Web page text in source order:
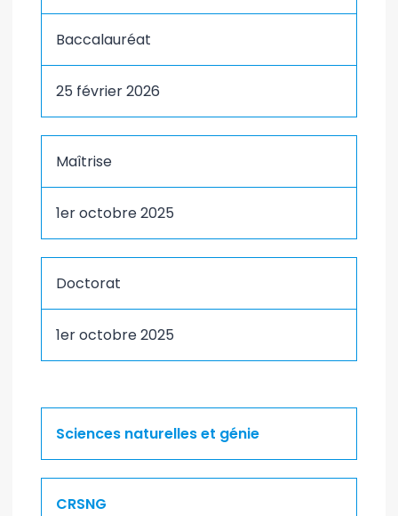
Baccalauréat
25 février 2026
Maîtrise
1er octobre 2025
Doctorat
1er octobre 2025
Sciences naturelles et génie
CRSNG